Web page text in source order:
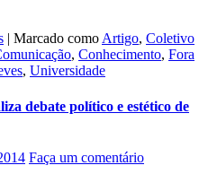
| Marcado como Artigo, Coletivo
, Conhecimento, Fora
, Universidade
debate político e estético de
Faça um comentário